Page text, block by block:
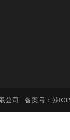
公司 备案号：苏